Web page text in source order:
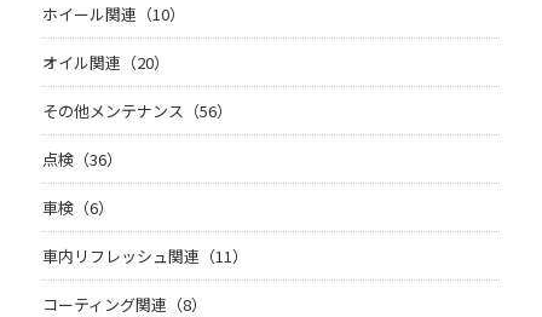
ホイール関連（10）
オイル関連（20）
その他メンテナンス（56）
点検（36）
車検（6）
車内リフレッシュ関連（11）
コーティング関連（8）